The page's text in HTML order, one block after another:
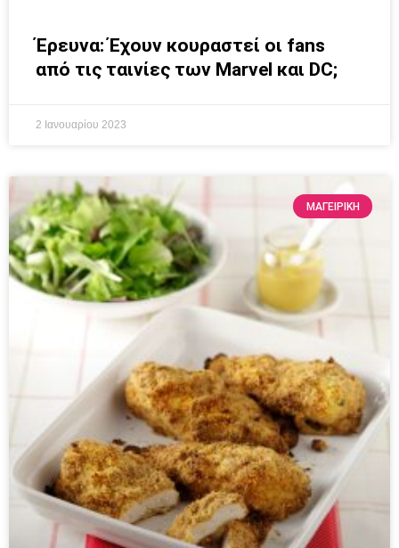
Έρευνα: Έχουν κουραστεί οι fans
από τις ταινίες των Marvel και DC;
2 Ιανουαρίου 2023
ΜΑΓΕΙΡΙΚΗ